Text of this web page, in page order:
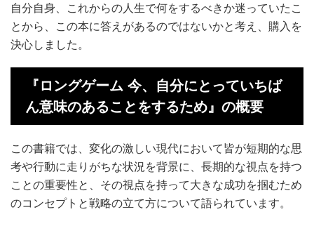
自分自身、これからの人生で何をするべきか迷っていたこ
とから、この本に答えがあるのではないかと考え、購入を
決心しました。
『ロングゲーム 今、自分にとっていちば
ん意味のあることをするため』の概要
この書籍では、変化の激しい現代において皆が短期的な思
考や行動に走りがちな状況を背景に、長期的な視点を持つ
ことの重要性と、その視点を持って大きな成功を掴むため
のコンセプトと戦略の立て方について語られています。